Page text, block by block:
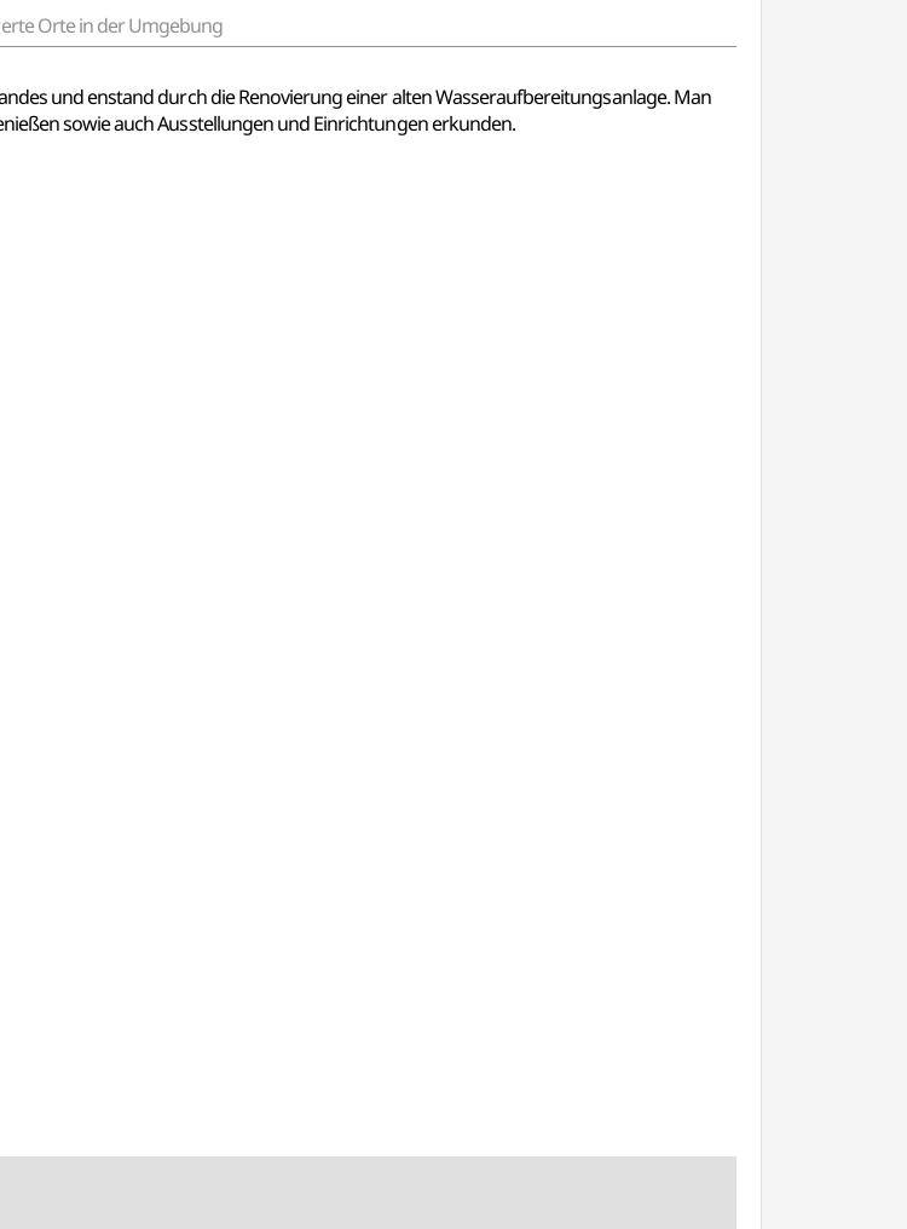
Orte in der Umgebung
und enstand durch die Renovierung einer alten Wasseraufbereitungsanlage. Man
sowie auch Ausstellungen und Einrichtungen erkunden.